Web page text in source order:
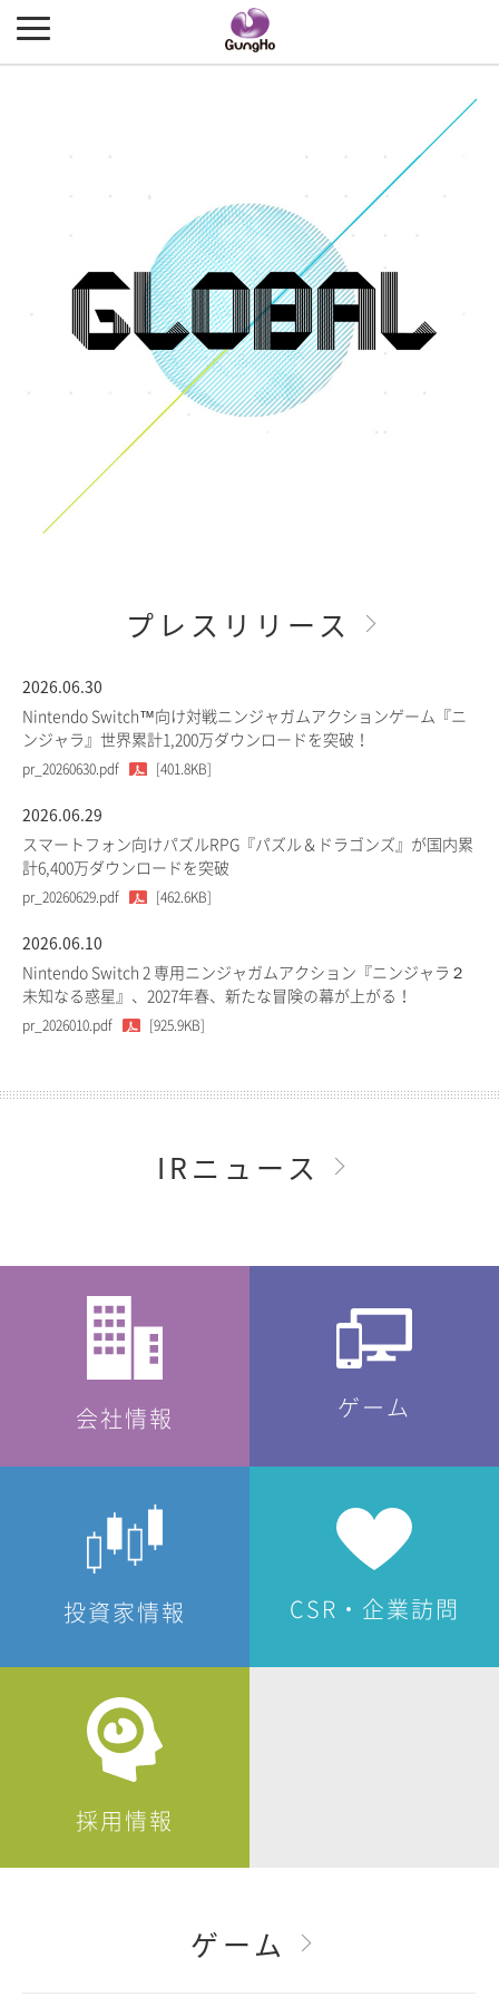
プレスリリース
2026.06.30
Nintendo Switch™向け対戦ニンジャガムアクションゲーム『ニ
ンジャラ』世界累計1,200万ダウンロードを突破！
pr_20260630.pdf [401.8KB]
2026.06.29
スマートフォン向けパズルRPG『パズル＆ドラゴンズ』が国内累
計6,400万ダウンロードを突破
pr_20260629.pdf [462.6KB]
2026.06.10
Nintendo Switch 2 専用ニンジャガムアクション『ニンジャラ２
未知なる惑星』、2027年春、新たな冒険の幕が上がる！
pr_2026010.pdf [925.9KB]
IRニュース
会社情報
ゲーム
投資家情報 CSR・企業訪問
採用情報
ゲーム